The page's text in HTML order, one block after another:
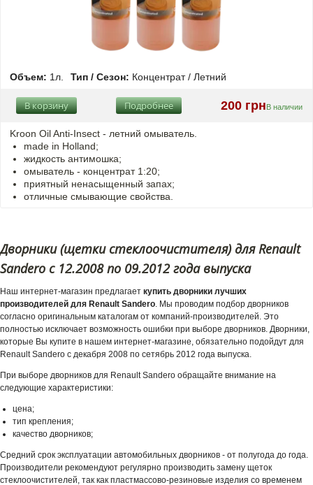
Объем: 1л. Тип / Сезон: Концентрат / Летний
200 грн В наличии
Подробнее
В корзину
Kroon Oil Anti-Insect - летний омыватель.
made in Holland;
жидкость антимошка;
омыватель - концентрат 1:20;
приятный ненасыщенный запах;
отличные смывающие свойства.
Дворники (щетки стеклоочистителя) для Renault
Sandero c 12.2008 по 09.2012 года выпуска
Наш интернет-магазин предлагает купить дворники лучших
производителей для Renault Sandero. Мы проводим подбор дворников
согласно оригинальным каталогам от компаний-производителей. Это
полностью исключает возможность ошибки при выборе дворников. Дворники,
которые Вы купите в нашем интернет-магазине, обязательно подойдут для
Renault Sandero с декабря 2008 по сетябрь 2012 года выпуска.
При выборе дворников для Renault Sandero обращайте внимание на
следующие характеристики:
цена;
тип крепления;
качество дворников;
Средний срок эксплуатации автомобильных дворников - от полугода до года.
Производители рекомендуют регулярно производить замену щеток
стеклоочистителей, так как пластмассово-резиновые изделия со временем